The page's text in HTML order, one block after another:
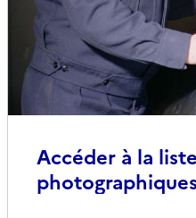
Accéder à la
photographiques